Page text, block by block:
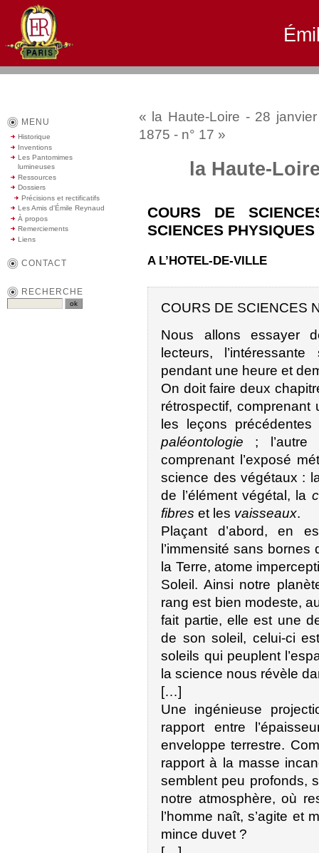
« la Haute-Loire - 28
1875 - n° 17 »
la Haute-
COURS DE
SCIENCES PHYSIQUES
A L’HOTEL-DE-VILLE
COURS DE SCIENCES
Nous allons essayer
lecteurs,
pendant une heure et
On doit faire deux
rétrospectif,
les leçons
paléontologie ; l’autre
comprenant l’exposé
science des végétaux :
de l’élément végétal, la
fibres et les vaisseaux.
Plaçant d’abord, en
l’immensité sans bornes
la Terre, atome
Soleil. Ainsi notre
rang est bien modeste,
fait partie, elle est une
de son soleil, celui-ci
soleils qui peuplent
la science nous révèle
[…]
Une ingénieuse
rapport entre
enveloppe terrestre.
rapport à la masse
semblent peu profonds,
notre atmosphère, où
l’homme naît, s’agite et
mince duvet ?
MENU
Historique
Inventions
Les Pantomimes
lumineuses
Ressources
Dossiers
Précisions et rectificatifs
Les Amis d'Émile Reynaud
À propos
Remerciements
Liens
CONTACT
RECHERCHE